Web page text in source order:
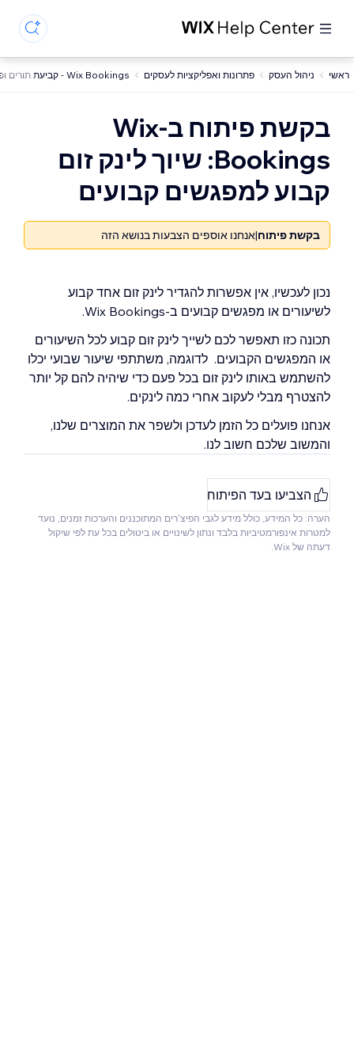
ראשי ניהול העסק פתרונות ואפליקציות לעסקים Wix Bookings - קביעת תורים ופגישות
בקשת פיתוח ב-Wix
Bookings: שיוך לינק זום
קבוע למפגשים קבועים
בקשת פיתוח|אנחנו אוספים הצבעות בנושא הזה
נכון לעכשיו, אין אפשרות להגדיר לינק זום אחד קבוע
לשיעורים או מפגשים קבועים ב-Wix Bookings.
תכונה כזו תאפשר לכם לשייך לינק זום קבוע לכל השיעורים
או המפגשים הקבועים. לדוגמה, משתתפי שיעור שבועי יכלו
להשתמש באותו לינק זום בכל פעם כדי שיהיה להם קל יותר
להצטרף מבלי לעקוב אחרי כמה לינקים.
אנחנו פועלים כל הזמן לעדכן ולשפר את המוצרים שלנו,
והמשוב שלכם חשוב לנו.
הצביעו בעד הפיתוח
הערה: כל המידע, כולל מידע לגבי הפיצ'רים המתוכננים והערכות זמנים, נועד
למטרות אינפורמטיביות בלבד ונתון לשינויים או ביטולים בכל עת לפי שיקול
דעתה של Wix.